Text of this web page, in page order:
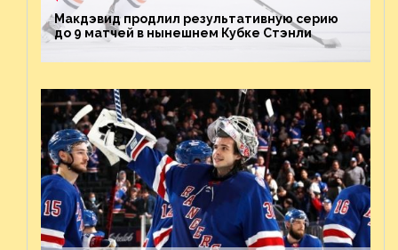
Макдэвид продлил результативную серию
до 9 матчей в нынешнем Кубке Стэнли